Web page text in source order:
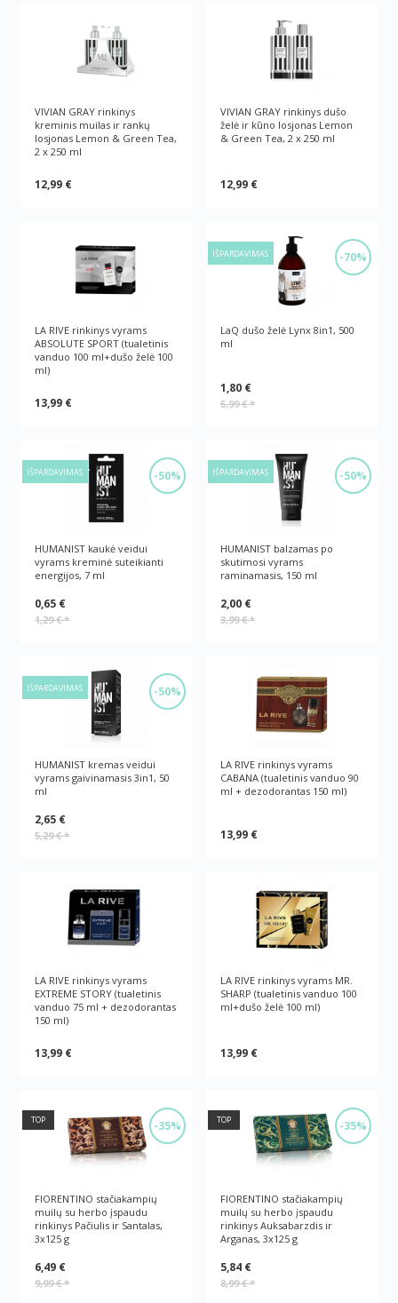
VIVIAN GRAY rinkinys
kreminis muilas ir rankų
losjonas Lemon & Green Tea,
2 x 250 ml
12,99 €
VIVIAN GRAY rinkinys dušo
želė ir kūno losjonas Lemon
& Green Tea, 2 x 250 ml
12,99 €
LA RIVE rinkinys vyrams
ABSOLUTE SPORT (tualetinis
vanduo 100 ml+dušo želė 100
ml)
13,99 €
-70%
IŠPARDAVIMAS
LaQ dušo želė Lynx 8in1, 500
ml
1,80 €
5,99 €*
-50%
IŠPARDAVIMAS
HUMANIST kaukė veidui
vyrams kreminė suteikianti
energijos, 7 ml
0,65 €
1,29 €*
-50%
IŠPARDAVIMAS
HUMANIST balzamas po
skutimosi vyrams
raminamasis, 150 ml
2,00 €
3,99 €*
-50%
IŠPARDAVIMAS
HUMANIST kremas veidui
vyrams gaivinamasis 3in1, 50
ml
2,65 €
5,29 €*
LA RIVE rinkinys vyrams
CABANA (tualetinis vanduo 90
ml + dezodorantas 150 ml)
13,99 €
LA RIVE rinkinys vyrams
EXTREME STORY (tualetinis
vanduo 75 ml + dezodorantas
150 ml)
13,99 €
LA RIVE rinkinys vyrams MR.
SHARP (tualetinis vanduo 100
ml+dušo želė 100 ml)
13,99 €
-35%
TOP
FIORENTINO stačiakampių
muilų su herbo įspaudu
rinkinys Pačiulis ir Santalas,
3x125 g
6,49 €
9,99 €*
-35%
TOP
FIORENTINO stačiakampių
muilų su herbo įspaudu
rinkinys Auksabarzdis ir
Arganas, 3x125 g
5,84 €
8,99 €*